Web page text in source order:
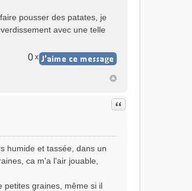
pousser des patates, je
avec une telle
0 x
Citer
humide et tassée, dans un
ca m'a l'air jouable,
petites graines, même si il